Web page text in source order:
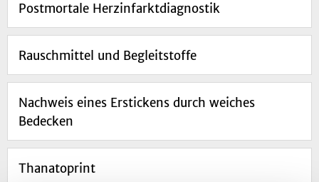
Postmortale Herzinfarktdiagnostik
Rauschmittel und Begleitstoffe
Nachweis eines Erstickens durch weiches
Bedecken
Thanatoprint